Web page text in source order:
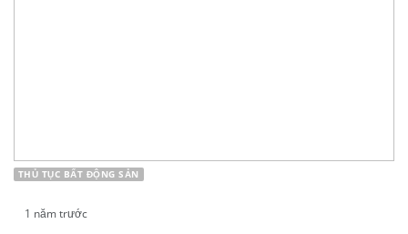
THỦ TỤC BẤT ĐỘNG SẢN
1 năm trước